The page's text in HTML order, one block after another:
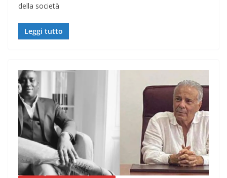
della società
Leggi tutto